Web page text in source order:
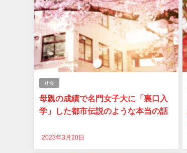
社会
母親の成績で名門女子大に「裏口入
学」した都市伝説のような本当の話
2023年3月20日